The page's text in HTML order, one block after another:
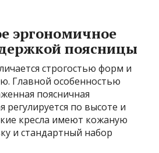
эргономичное
поясницы
строгостью форм и
Главной особенностью
поясничная
регулируется по высоте и
кресла имеют кожаную
и стандартный набор